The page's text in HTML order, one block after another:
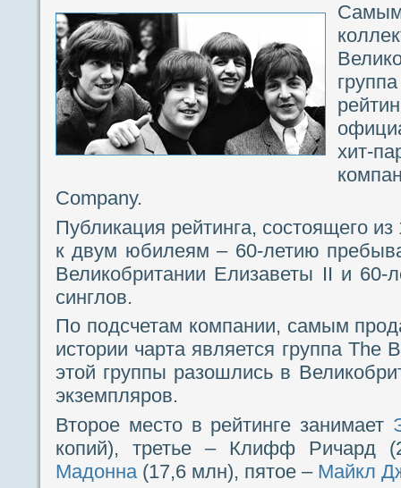
хит-
Company.
Публикация рейтинга, состоящего
к двум юбилеям – 60-летию
Великобритании Елизаветы II и 60-
синглов.
По подсчетам компании, самым
истории чарта является группа The
этой группы разошлись в
экземпляров.
Второе место в рейтинге занимает
копий), третье – Клифф Ричард
Мадонна (17,6 млн), пятое – Майкл